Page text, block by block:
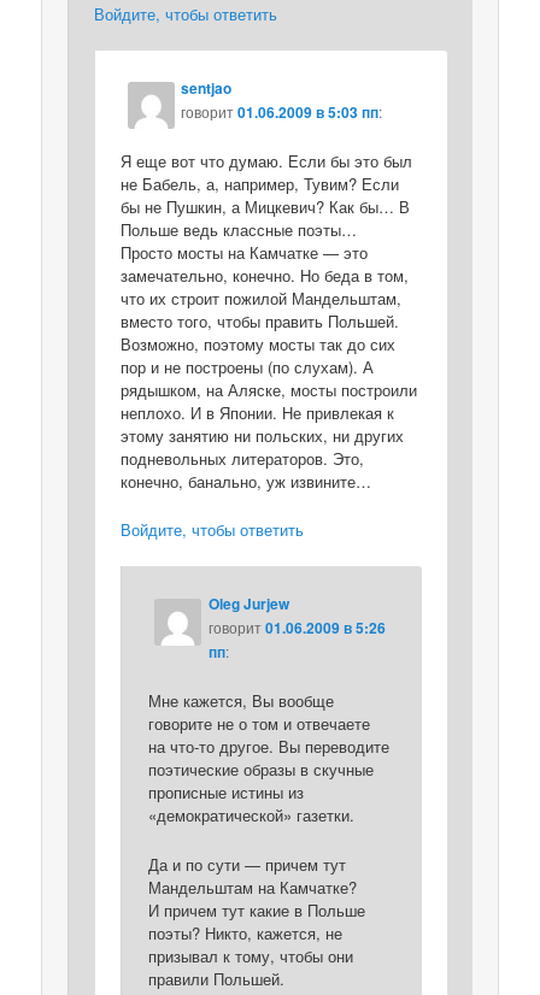
Войдите, чтобы ответить
sentjao
говорит 01.06.2009 в 5:03 пп:
Я еще вот что думаю. Если бы это был
не Бабель, а, например, Тувим? Если
бы не Пушкин, а Мицкевич? Как бы… В
Польше ведь классные поэты…
Просто мосты на Камчатке — это
замечательно, конечно. Но беда в том,
что их строит пожилой Мандельштам,
вместо того, чтобы править Польшей.
Возможно, поэтому мосты так до сих
пор и не построены (по слухам). А
рядышком, на Аляске, мосты построили
неплохо. И в Японии. Не привлекая к
этому занятию ни польских, ни других
подневольных литераторов. Это,
конечно, банально, уж извините…
Войдите, чтобы ответить
Oleg Jurjew
говорит 01.06.2009 в 5:26
пп:
Мне кажется, Вы вообще
говорите не о том и отвечаете
на что-то другое. Вы переводите
поэтические образы в скучные
прописные истины из
«демократической» газетки.
Да и по сути — причем тут
Мандельштам на Камчатке?
И причем тут какие в Польше
поэты? Никто, кажется, не
призывал к тому, чтобы они
правили Польшей.